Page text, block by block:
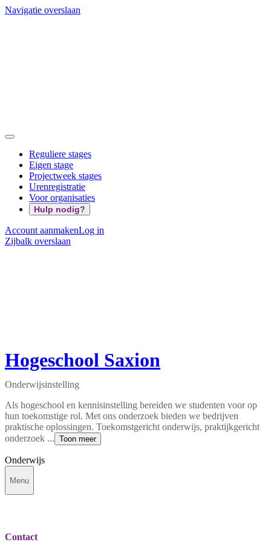
Navigatie overslaan
Reguliere stages
Eigen stage
Projectweek stages
Urenregistratie
Voor organisaties
Hulp nodig?
Account aanmakenLog in
Zijbalk overslaan
Hogeschool Saxion
Onderwijsinstelling
Als hogeschool en kennisinstelling bereiden we studenten voor op
hun toekomstige rol. Met ons onderzoek bieden we bedrijven
praktische oplossingen. Toekomstgericht onderwijs, praktijkgericht
onderzoek ... Toon meer
Onderwijs
Menu
Contact